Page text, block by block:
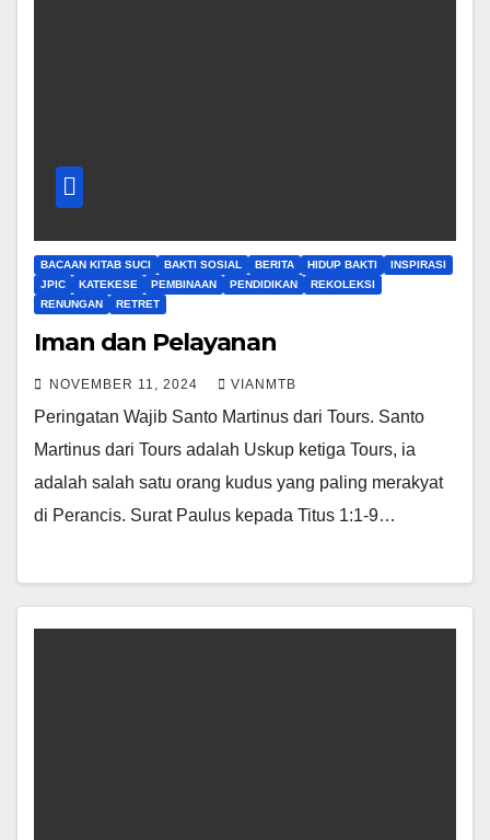
BACAAN KITAB SUCI BAKTI SOSIAL BERITA HIDUP BAKTI
INSPIRASI
JPIC
KATEKESE PEMBINAAN PENDIDIKAN
REKOLEKSI
RENUNGAN
RETRET
Iman dan Pelayanan
NOVEMBER 11, 2024 VIANMTB
Peringatan Wajib Santo Martinus dari Tours. Santo
Martinus dari Tours adalah Uskup ketiga Tours, ia
adalah salah satu orang kudus yang paling merakyat
di Perancis. Surat Paulus kepada Titus 1:1-9…